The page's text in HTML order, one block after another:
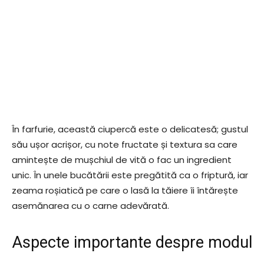
În farfurie, această ciupercă este o delicatesă; gustul
său ușor acrișor, cu note fructate și textura sa care
amintește de mușchiul de vită o fac un ingredient
unic. În unele bucătării este pregătită ca o friptură, iar
zeama roșiatică pe care o lasă la tăiere îi întărește
asemănarea cu o carne adevărată.
Aspecte importante despre modul